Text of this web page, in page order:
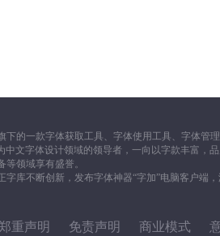
下的一款字体获取工具、字体使用工具、字体管
中文字体设计领域的领导者，一向以字款丰富，
等领域享有盛誉。
字库不断创新，发布字体神器“字加”电脑客户端
重声明 免责声明 商业模式